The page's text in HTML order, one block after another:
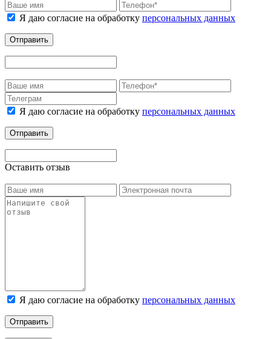
Я даю согласие на обработку персональных данных
Отправить
Я даю согласие на обработку персональных данных
Отправить
Оставить отзыв
Я даю согласие на обработку персональных данных
Отправить